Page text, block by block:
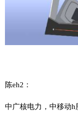
陈eh2：
中广核电力，中移动